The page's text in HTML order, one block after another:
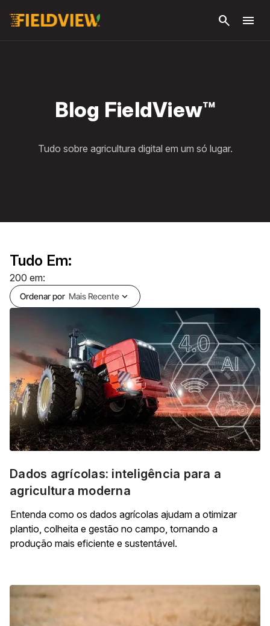
search menu
Blog FieldView™
Tudo sobre agricultura digital em um só lugar.
Tudo Em:
200 em:
Ordenar por Mais Recente expand_more
Dados agrícolas: inteligência para a
agricultura moderna
Entenda como os dados agrícolas ajudam a otimizar
plantio, colheita e gestão no campo, tornando a
produção mais eficiente e sustentável.